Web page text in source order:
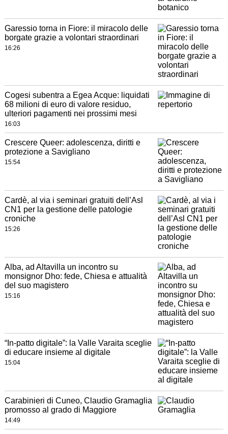
Garessio torna in Fiore: il miracolo delle
borgate grazie a volontari straordinari
16:26
Cogesi subentra a Egea Acque: liquidati
68 milioni di euro di valore residuo,
ulteriori pagamenti nei prossimi mesi
16:03
Crescere Queer: adolescenza, diritti e
protezione a Savigliano
15:54
Cardè, al via i seminari gratuiti dell’Asl
CN1 per la gestione delle patologie
croniche
15:26
Alba, ad Altavilla un incontro su
monsignor Dho: fede, Chiesa e attualità
del suo magistero
15:16
“In-patto digitale”: la Valle Varaita sceglie
di educare insieme al digitale
15:04
Carabinieri di Cuneo, Claudio Gramaglia
promosso al grado di Maggiore
14:49